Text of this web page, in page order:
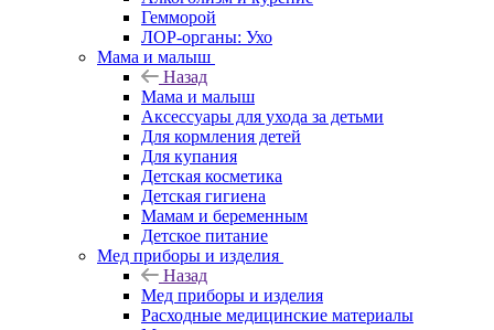
Гемморой
ЛОР-органы: Ухо
Мама и малыш
Назад
Мама и малыш
Аксессуары для ухода за детьми
Для кормления детей
Для купания
Детская косметика
Детская гигиена
Мамам и беременным
Детское питание
Мед приборы и изделия
Назад
Мед приборы и изделия
Расходные медицинские материалы